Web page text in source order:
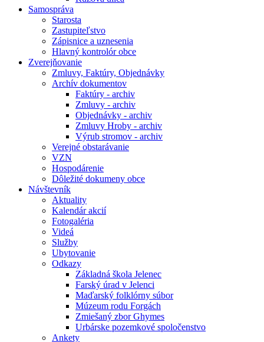
Samospráva
Starosta
Zastupiteľstvo
Zápisnice a uznesenia
Hlavný kontrolór obce
Zverejňovanie
Zmluvy, Faktúry, Objednávky
Archív dokumentov
Faktúry - archiv
Zmluvy - archiv
Objednávky - archiv
Zmluvy Hroby - archiv
Výrub stromov - archiv
Verejné obstarávanie
VZN
Hospodárenie
Dôležité dokumeny obce
Návštevník
Aktuality
Kalendár akcií
Fotogaléria
Videá
Služby
Ubytovanie
Odkazy
Základná škola Jelenec
Farský úrad v Jelenci
Maďarský folklórny súbor
Múzeum rodu Forgách
Zmiešaný zbor Ghymes
Urbárske pozemkové spoločenstvo
Ankety